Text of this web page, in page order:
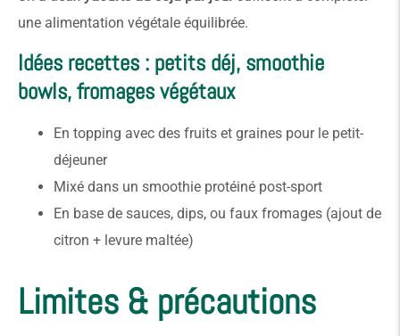
une alimentation végétale équilibrée.
Idées recettes : petits déj, smoothie
bowls, fromages végétaux
En topping avec des fruits et graines pour le petit-
déjeuner
Mixé dans un smoothie protéiné post-sport
En base de sauces, dips, ou faux fromages (ajout de
citron + levure maltée)
Limites & précautions